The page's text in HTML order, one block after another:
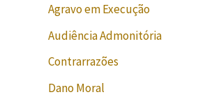
Agravo em Execução
Audiência Admonitória
Contrarrazões
Dano Moral